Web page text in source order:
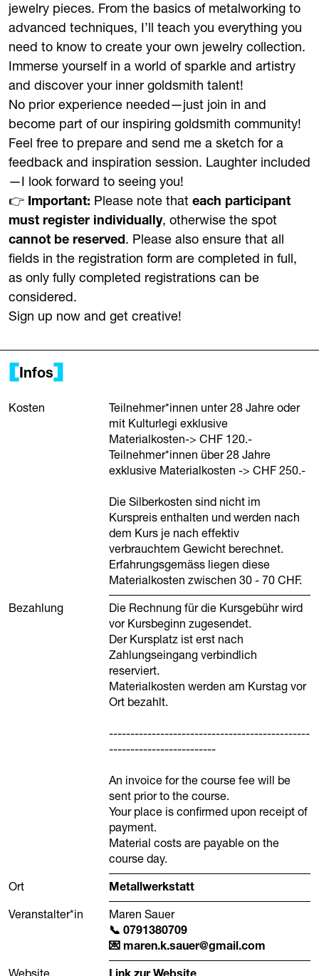
jewelry pieces. From the basics of metalworking to
advanced techniques, I’ll teach you everything you
need to know to create your own jewelry collection.
Immerse yourself in a world of sparkle and artistry
and discover your inner goldsmith talent!
No prior experience needed—just join in and
become part of our inspiring goldsmith community!
Feel free to prepare and send me a sketch for a
feedback and inspiration session. Laughter included
—I look forward to seeing you!
👉 Important: Please note that each participant
must register individually, otherwise the spot
cannot be reserved. Please also ensure that all
fields in the registration form are completed in full,
as only fully completed registrations can be
considered.
Sign up now and get creative!
Infos
Kosten
Teilnehmer*innen unter 28 Jahre oder
mit Kulturlegi exklusive
Materialkosten-> CHF 120.-
Teilnehmer*innen über 28 Jahre
exklusive Materialkosten -> CHF 250.-
Die Silberkosten sind nicht im
Kurspreis enthalten und werden nach
dem Kurs je nach effektiv
verbrauchtem Gewicht berechnet.
Erfahrungsgemäss liegen diese
Materialkosten zwischen 30 - 70 CHF.
Bezahlung
Die Rechnung für die Kursgebühr wird
vor Kursbeginn zugesendet.
Der Kursplatz ist erst nach
Zahlungseingang verbindlich
reserviert.
Materialkosten werden am Kurstag vor
Ort bezahlt.
-----------------------------------------------
-------------------------
An invoice for the course fee will be
sent prior to the course.
Your place is confirmed upon receipt of
payment.
Material costs are payable on the
course day.
Ort Metallwerkstatt
Veranstalter*in
Maren Sauer
0791380709
maren.k.sauer@gmail.com